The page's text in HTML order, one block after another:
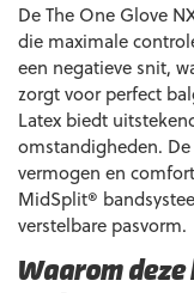
De The One Glove
die maximale
een negatieve snit,
zorgt voor perfect
Latex biedt
omstandigheden.
vermogen en
MidSplit®
verstelbare pasvorm.
Waarom